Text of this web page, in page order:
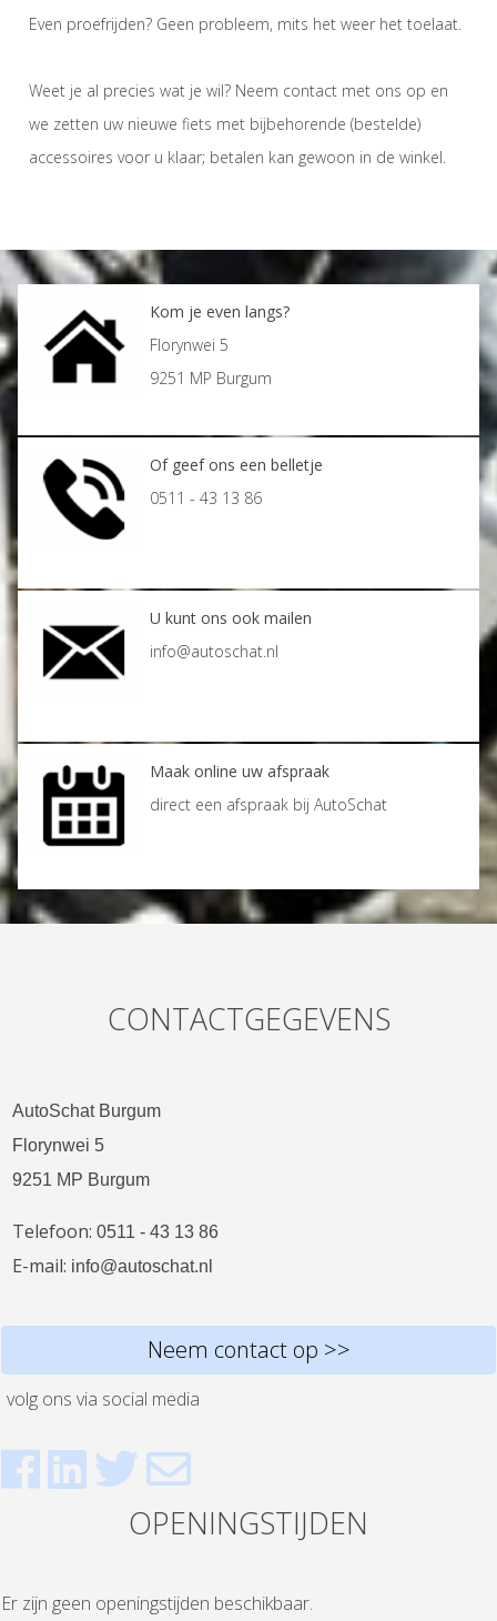
Even proefrijden? Geen probleem, mits het weer het toelaat.
Weet je al precies wat je wil? Neem contact met ons op en
we zetten uw nieuwe fiets met bijbehorende (bestelde)
accessoires voor u klaar; betalen kan gewoon in de winkel.
Kom je even langs?
Florynwei 5
9251 MP Burgum
Of geef ons een belletje
0511 - 43 13 86
U kunt ons ook mailen
info@autoschat.nl
Maak online uw afspraak
direct een afspraak bij AutoSchat
CONTACTGEGEVENS
AutoSchat Burgum
Florynwei 5
9251 MP Burgum
Telefoon: 0511 - 43 13 86
E-mail: info@autoschat.nl
Neem contact op >>
volg ons via social media
OPENINGSTIJDEN
Er zijn geen openingstijden beschikbaar.